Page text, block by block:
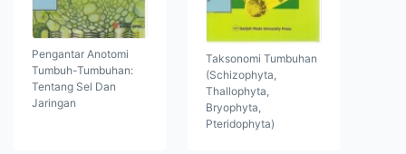
Pengantar Anotomi
Tumbuh-Tumbuhan:
Tentang Sel Dan
Jaringan
Taksonomi Tumbuhan
(Schizophyta,
Thallophyta,
Bryophyta,
Pteridophyta)